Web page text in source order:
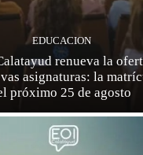
EDUCACION
renueva la
asignaturas: la
próximo 25 de agosto